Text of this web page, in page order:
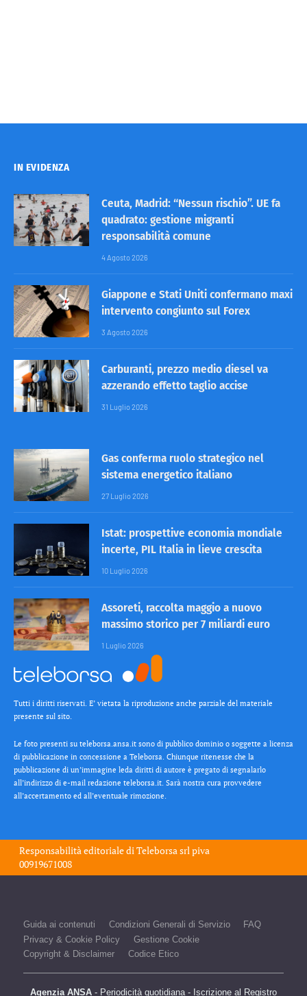
IN EVIDENZA
Ceuta, Madrid: “Nessun rischio”. UE fa
quadrato: gestione migranti
responsabilità comune
4 Agosto 2026
Giappone e Stati Uniti confermano maxi
intervento congiunto sul Forex
3 Agosto 2026
Carburanti, prezzo medio diesel va
azzerando effetto taglio accise
31 Luglio 2026
Gas conferma ruolo strategico nel
sistema energetico italiano
27 Luglio 2026
Istat: prospettive economia mondiale
incerte, PIL Italia in lieve crescita
10 Luglio 2026
Assoreti, raccolta maggio a nuovo
massimo storico per 7 miliardi euro
1 Luglio 2026
Tutti i diritti riservati. E’ vietata la riproduzione anche parziale del materiale
presente sul sito.
Le foto presenti su teleborsa.ansa.it sono di pubblico dominio o soggette a licenza
di pubblicazione in concessione a Teleborsa. Chiunque ritenesse che la
pubblicazione di un’immagine leda diritti di autore è pregato di segnalarlo
all’indirizzo di e-mail redazione teleborsa.it. Sarà nostra cura provvedere
all’accertamento ed all’eventuale rimozione.
Responsabilità editoriale diTeleborsa srlpiva
00919671008
Guida ai contenuti Condizioni Generali di Servizio
FAQ
Privacy & Cookie Policy
Gestione Cookie
Copyright & Disclaimer
Codice Etico
Agenzia ANSA - Periodicità quotidiana - Iscrizione al Registro